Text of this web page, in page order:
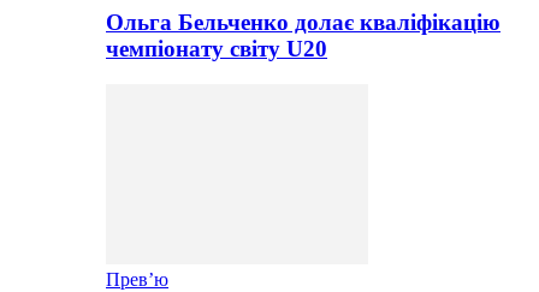
Ольга Бельченко долає кваліфікацію
чемпіонату світу U20
Прев’ю